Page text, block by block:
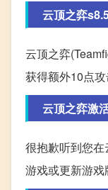
云顶之弈
云顶之弈
获得额外10点攻
云顶之弈激
很抱歉听到您
游戏或更新游戏